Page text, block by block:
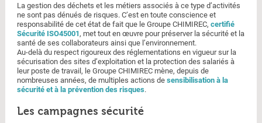
La gestion des déchets et les métiers associés à ce type d’activités
ne sont pas dénués de risques. C’est en toute conscience et
responsabilité de cet état de fait que le Groupe CHIMIREC, certifié
Sécurité ISO45001 , met tout en œuvre pour préserver la sécurité et la
santé de ses collaborateurs ainsi que l’environnement.
Au-delà du respect rigoureux des réglementations en vigueur sur la
sécurisation des sites d’exploitation et la protection des salariés à
leur poste de travail, le Groupe CHIMIREC mène, depuis de
nombreuses années, de multiples actions de sensibilisation à la
sécurité et à la prévention des risques.
Les campagnes sécurité